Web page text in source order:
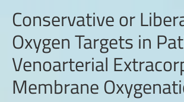
Conservative or
Oxygen Targets in
Venoarterial
Membrane